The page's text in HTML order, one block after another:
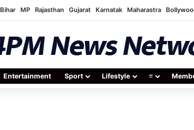
Bihar MP Rajasthan Gujarat Karnatak Maharastra
Entertainment Sport Lifestyle ≡